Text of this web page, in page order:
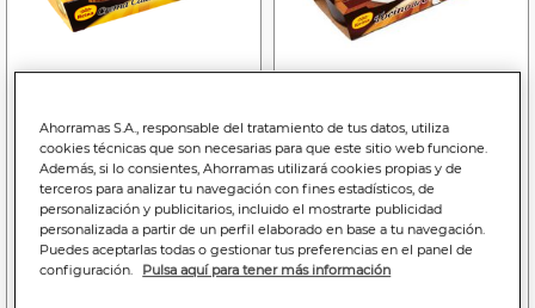
,50€
7,50€/kilo
Crema catalana Reina
pack 2 sin gluten
1,90€
9,50€/kilo
Tocino de cielo sin gluten
Reina 2 unidades
Ahorramas S.A., responsable del tratamiento de tus datos, utiliza
cookies técnicas que son necesarias para que este sitio web funcione.
Además, si lo consientes, Ahorramas utilizará cookies propias y de
terceros para analizar tu navegación con fines estadísticos, de
personalización y publicitarios, incluido el mostrarte publicidad
personalizada a partir de un perfil elaborado en base a tu navegación.
Puedes aceptarlas todas o gestionar tus preferencias en el panel de
configuración.
Pulsa aquí para tener más información